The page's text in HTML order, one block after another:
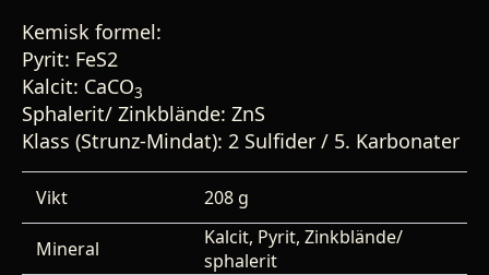
Kemisk formel:
Pyrit: FeS2
Kalcit: CaCO3
Sphalerit/ Zinkblände: ZnS
Klass (Strunz-Mindat): 2 Sulfider / 5. Karbonater
Vikt 208 g
Mineral
Kalcit, Pyrit, Zinkblände/
sphalerit